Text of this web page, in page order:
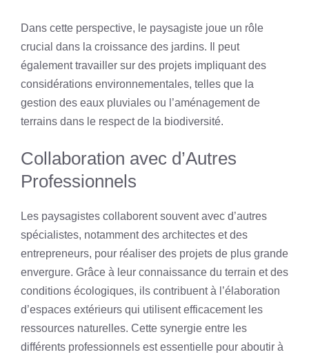
Dans cette perspective, le paysagiste joue un rôle
crucial dans la croissance des jardins. Il peut
également travailler sur des projets impliquant des
considérations environnementales, telles que la
gestion des eaux pluviales ou l’aménagement de
terrains dans le respect de la biodiversité.
Collaboration avec d’Autres
Professionnels
Les paysagistes collaborent souvent avec d’autres
spécialistes, notamment des architectes et des
entrepreneurs, pour réaliser des projets de plus grande
envergure. Grâce à leur connaissance du terrain et des
conditions écologiques, ils contribuent à l’élaboration
d’espaces extérieurs qui utilisent efficacement les
ressources naturelles. Cette synergie entre les
différents professionnels est essentielle pour aboutir à